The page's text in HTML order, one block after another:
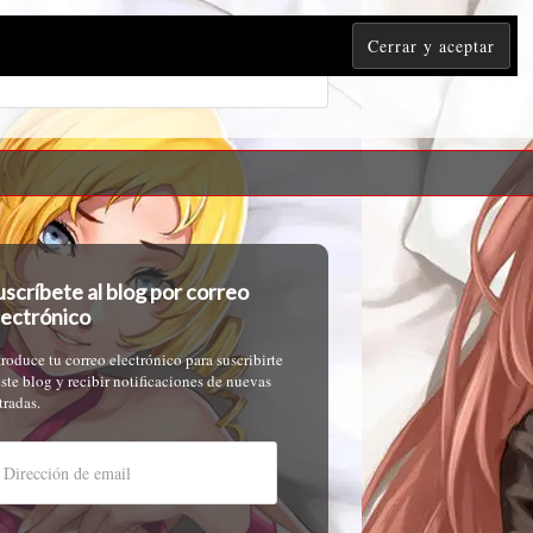
al blog por correo
tu correo electrónico para suscribirte
blog y recibir notificaciones de nuevas